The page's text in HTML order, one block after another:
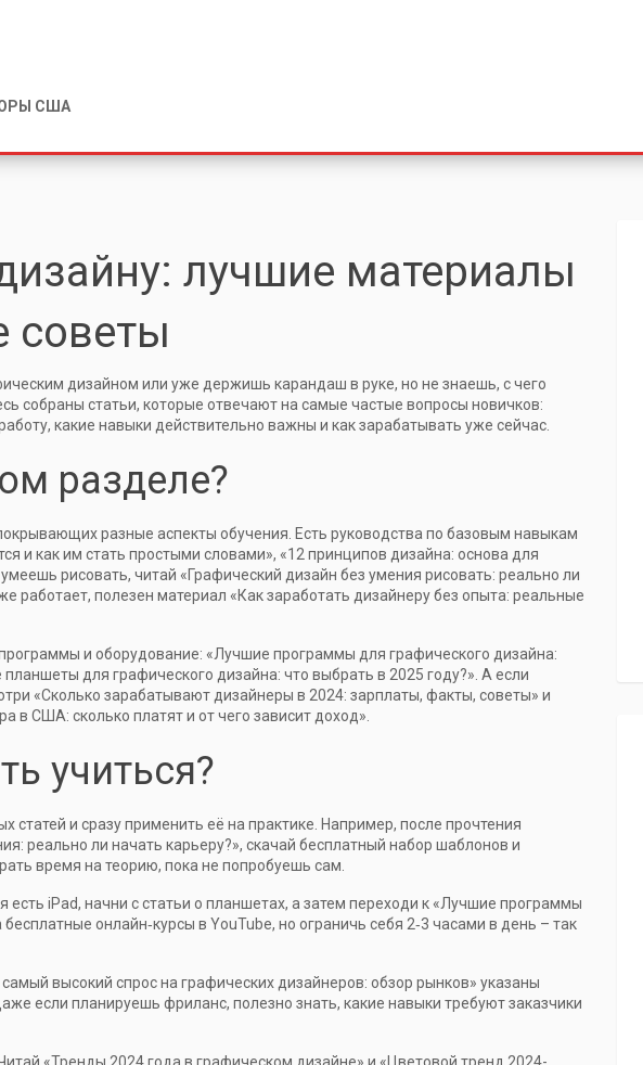
США
лучшие материалы
советы
дизайном или уже держишь карандаш в руке, но не знаешь, с чего
собраны статьи, которые отвечают на самые частые вопросы новичков:
какие навыки действительно важны и как зарабатывать уже сейчас.
разделе?
разные аспекты обучения. Есть руководства по базовым навыкам
и как им стать простыми словами», «12 принципов дизайна: основа для
рисовать, читай «Графический дизайн без умения рисовать: реально ли
работает, полезен материал «Как заработать дизайнеру без опыта: реальные
и оборудование: «Лучшие программы для графического дизайна:
для графического дизайна: что выбрать в 2025 году?». А если
«Сколько зарабатывают дизайнеры в 2024: зарплаты, факты, советы» и
в США: сколько платят и от чего зависит доход».
учиться?
статей и сразу применить её на практике. Например, после прочтения
реально ли начать карьеру?», скачай бесплатный набор шаблонов и
время на теорию, пока не попробуешь сам.
iPad, начни с статьи о планшетах, а затем переходи к «Лучшие программы
онлайн‑курсы в YouTube, но ограничь себя 2‑3 часами в день – так
высокий спрос на графических дизайнеров: обзор рынков» указаны
если планируешь фриланс, полезно знать, какие навыки требуют заказчики